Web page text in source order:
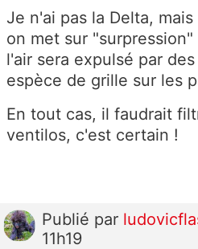
Je n'ai pas la Delta,
on met sur
l'air sera expulsé par
espèce de grille sur les
En tout cas, il faudrait
ventilos, c'est certain !
Publié par
11h19